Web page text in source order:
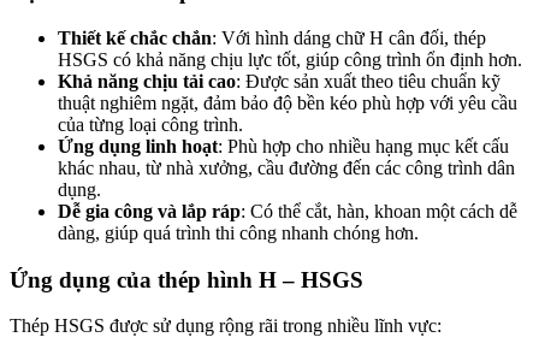
Thiết kế chắc chắn: Với hình dáng chữ H cân đối, thép
HSGS có khả năng chịu lực tốt, giúp công trình ổn định hơn.
Khả năng chịu tải cao: Được sản xuất theo tiêu chuẩn kỹ
thuật nghiêm ngặt, đảm bảo độ bền kéo phù hợp với yêu cầu
của từng loại công trình.
Ứng dụng linh hoạt: Phù hợp cho nhiều hạng mục kết cấu
khác nhau, từ nhà xưởng, cầu đường đến các công trình dân
dụng.
Dễ gia công và lắp ráp: Có thể cắt, hàn, khoan một cách dễ
dàng, giúp quá trình thi công nhanh chóng hơn.
Ứng dụng của thép hình H – HSGS
Thép HSGS được sử dụng rộng rãi trong nhiều lĩnh vực: